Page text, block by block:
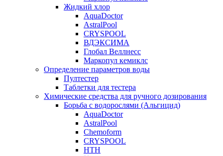
Жидкий хлор
AquaDoctor
AstralPool
CRYSPOOL
ВДЭКСИМА
Глобал Веллнесс
Маркопул кемиклс
Определение параметров воды
Пултестер
Таблетки для тестера
Химические средства для ручного дозирования
Борьба с водорослями (Альгицид)
AquaDoctor
AstralPool
Chemoform
CRYSPOOL
HTH